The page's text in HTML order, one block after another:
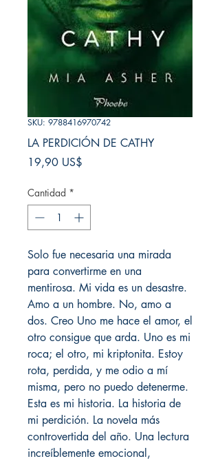
SKU: 9788416970742
LA PERDICIÓN DE CATHY
19,90 US$
Cantidad *
Solo fue necesaria una mirada
para convertirme en una
mentirosa. Mi vida es un desastre.
Amo a un hombre. No, amo a
dos. Creo Uno me hace el amor, el
otro consigue que arda. Uno es mi
roca; el otro, mi kriptonita. Estoy
rota, perdida, y me odio a mí
misma, pero no puedo detenerme.
Esta es mi historia. La historia de
mi perdición. La novela más
controvertida del año. Una lectura
increíblemente emocional,